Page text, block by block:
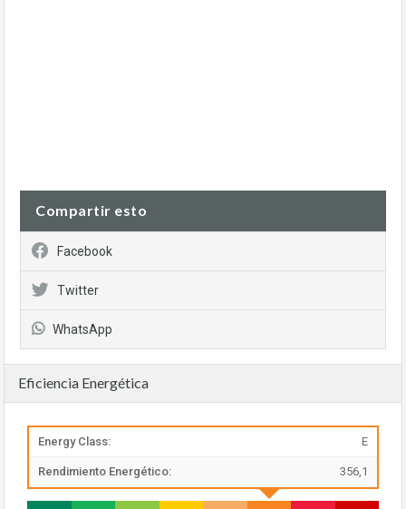
Compartir esto
Facebook
Twitter
WhatsApp
Eficiencia Energética
Energy Class: E
Rendimiento Energético: 356,1